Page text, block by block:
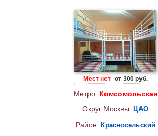
Мест нет от 300 руб.
Метро: Комсомольская
Округ Москвы: ЦАО
Район: Красносельский